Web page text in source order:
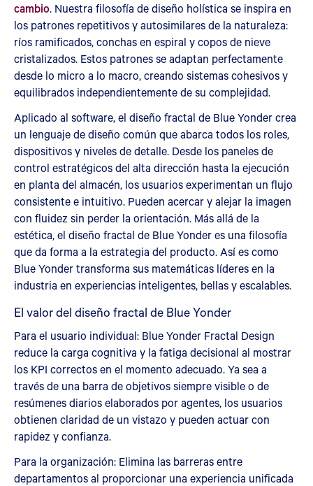
cambio. Nuestra filosofía de diseño holística se inspira en
los patrones repetitivos y autosimilares de la naturaleza:
ríos ramificados, conchas en espiral y copos de nieve
cristalizados. Estos patrones se adaptan perfectamente
desde lo micro a lo macro, creando sistemas cohesivos y
equilibrados independientemente de su complejidad.
Aplicado al software, el diseño fractal de Blue Yonder crea
un lenguaje de diseño común que abarca todos los roles,
dispositivos y niveles de detalle. Desde los paneles de
control estratégicos del alta dirección hasta la ejecución
en planta del almacén, los usuarios experimentan un flujo
consistente e intuitivo. Pueden acercar y alejar la imagen
con fluidez sin perder la orientación. Más allá de la
estética, el diseño fractal de Blue Yonder es una filosofía
que da forma a la estrategia del producto. Así es como
Blue Yonder transforma sus matemáticas líderes en la
industria en experiencias inteligentes, bellas y escalables.
El valor del diseño fractal de Blue Yonder
Para el usuario individual: Blue Yonder Fractal Design
reduce la carga cognitiva y la fatiga decisional al mostrar
los KPI correctos en el momento adecuado. Ya sea a
través de una barra de objetivos siempre visible o de
resúmenes diarios elaborados por agentes, los usuarios
obtienen claridad de un vistazo y pueden actuar con
rapidez y confianza.
Para la organización: Elimina las barreras entre
departamentos al proporcionar una experiencia unificada